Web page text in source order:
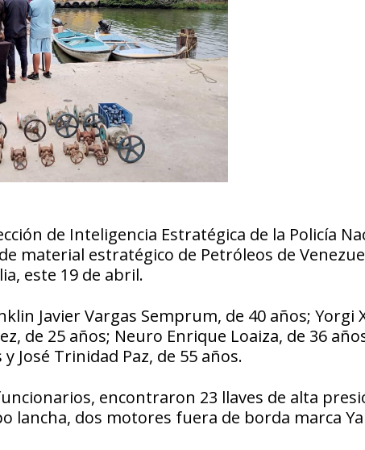
de Inteligencia Estratégica de la Policía
material estratégico de Petróleos de
este 19 de abril.
Javier Vargas Semprum, de 40 años; Yorgi
de 25 años; Neuro Enrique Loaiza, de 36
José Trinidad Paz, de 55 años.
encontraron 23 llaves de alta
lancha, dos motores fuera de borda marca